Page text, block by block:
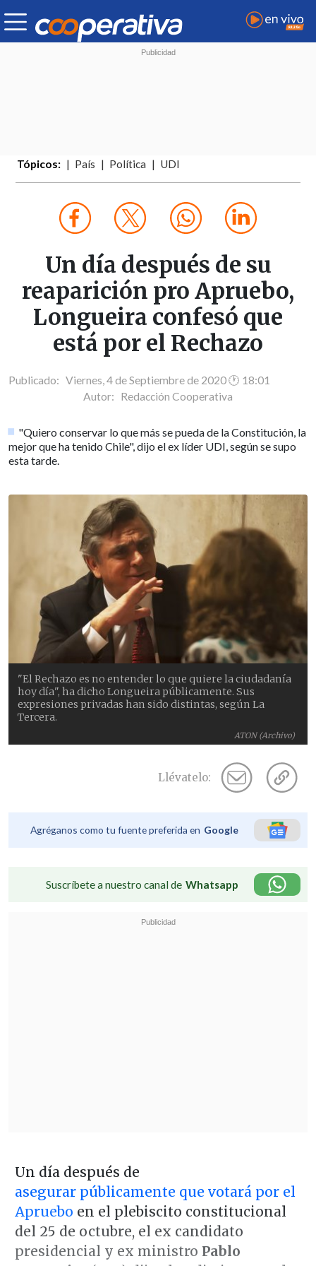
Tópicos: País Política UDI
Un día después de su
reaparición pro Apruebo,
Longueira confesó que
está por el Rechazo
Publicado: Viernes, 4 de Septiembre de 2020 🕐 18:01
Autor: Redacción Cooperativa
"Quiero conservar lo que más se pueda de la Constitución, la
mejor que ha tenido Chile", dijo el ex líder UDI, según se supo
esta tarde.
ATON (Archivo)
"El Rechazo es no entender lo que quiere la ciudadanía
hoy día", ha dicho Longueira públicamente. Sus
expresiones privadas han sido distintas, según La
Tercera.
Llévatelo:
Agréganos como tu fuente preferida en Google
Suscríbete a nuestro canal de Whatsapp
Un día después de
asegurar públicamente que votará por el
Apruebo en el plebiscito constitucional
del 25 de octubre, el ex candidato
presidencial y ex ministro Pablo